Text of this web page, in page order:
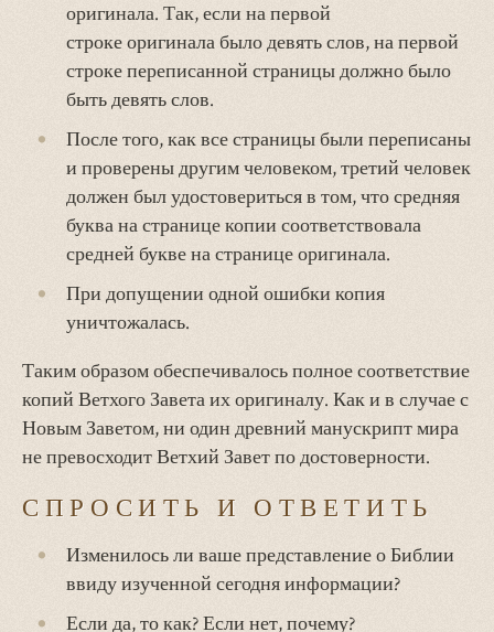
оригинала. Так, если на первой
строке оригинала было девять слов, на первой
строке переписанной страницы должно было
быть девять слов.
После того, как все страницы были переписаны
и проверены другим человеком, третий человек
должен был удостоверитьсяв том, что средняя
буква на странице копии соответствовала
средней букве на странице оригинала.
При допущении одной ошибки копия
уничтожалась.
Таким образом обеспечивалось полное соответствие
копий Ветхого Завета их оригиналу. Как и в случае с
Новым Заветом, ни один древний манускрипт мира
не превосходит Ветхий Завет по достоверности.
СПРОСИТЬ И ОТВЕТИТЬ
Изменилось ли ваше представление о Библии
ввиду изученной сегодня информации?
Если да, то как? Если нет, почему?